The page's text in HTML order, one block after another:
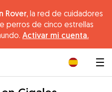
Rover, la red de cuidadores
perros de cinco estrellas
Activar mi cuenta.